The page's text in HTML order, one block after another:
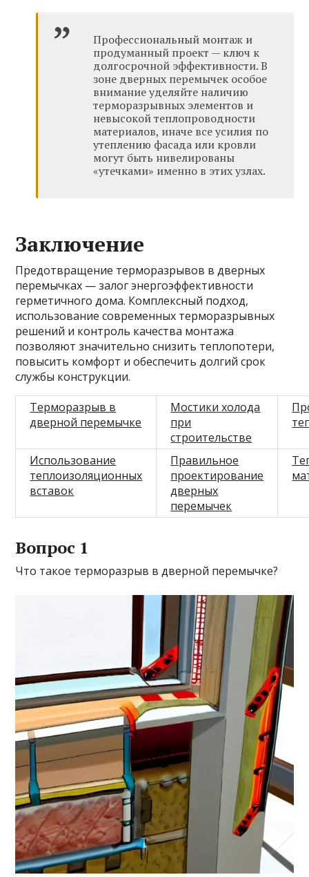
Профессиональный монтаж и
продуманный проект — ключ к
долгосрочной эффективности. В
зоне дверных перемычек особое
внимание уделяйте наличию
терморазрывных элементов и
невысокой теплопроводности
материалов, иначе все усилия по
утеплению фасада или кровли
могут быть нивелированы
«утечками» именно в этих узлах.
Заключение
Предотвращение терморазрывов в дверных
перемычках — залог энергоэффективности
герметичного дома. Комплексный подход,
использование современных терморазрывных
решений и контроль качества монтажа
позволяют значительно снизить теплопотери,
повысить комфорт и обеспечить долгий срок
службы конструкции.
Терморазрыв в
дверной перемычке
Мостики холода
при
строительстве
Использование
теплоизоляционных
вставок
Правильное
проектирование
дверных
перемычек
Вопрос 1
Что такое терморазрыв в дверной перемычке?